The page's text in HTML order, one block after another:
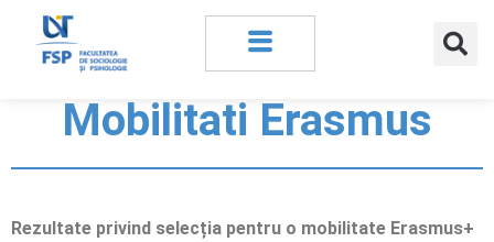
Mobilitati Erasmus
Rezultate privind selecția pentru o mobilitate Erasmus+